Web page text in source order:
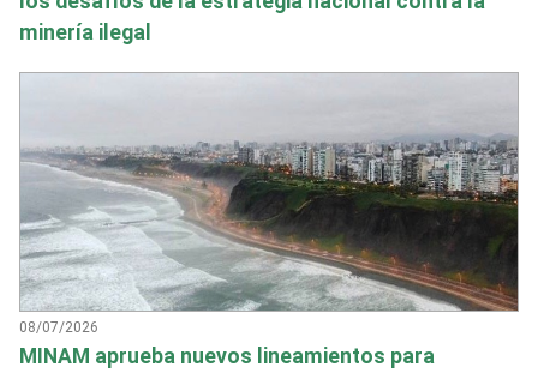
minería ilegal
08/07/2026
MINAM aprueba nuevos lineamientos para